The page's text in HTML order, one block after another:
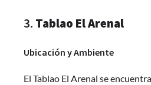
3. Tablao El Arenal
Ubicación y Ambiente
El Tablao El Arenal se